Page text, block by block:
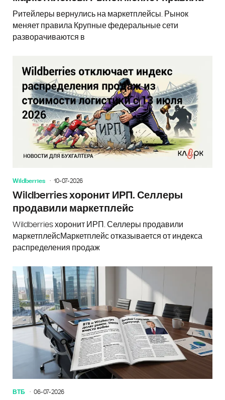
Ритейлеры вернулись на маркетплейсы. Рынок
меняет правила Крупные федеральные сети
разворачиваются в
Wildberries 10-07-2026
Wildberries хоронит ИРП. Селлеры
продавили маркетплейс
Wildberries хоронит ИРП. Селлеры продавили
маркетплейсМаркетплейс отказывается от индекса
распределения продаж
ВТБ 06-07-2026